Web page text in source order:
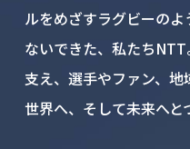
ルをめざすラグビーのよ
ないできた、私たちNTT
支え、選手やファン、地
世界へ、そして未来へと